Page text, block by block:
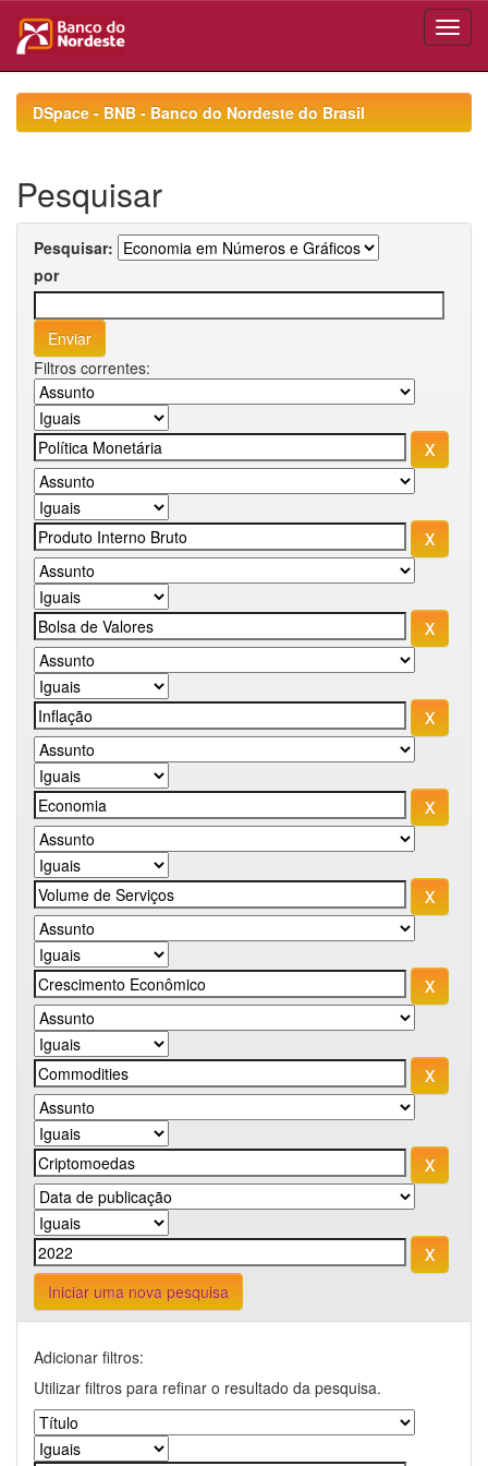
navigationDSpace - BNB - Banco do Nordeste do Brasil
Pesquisar
Pesquisar:
por
Filtros correntes:
Iniciar uma nova pesquisa
Adicionar filtros:
Utilizar filtros para refinar o resultado da pesquisa.